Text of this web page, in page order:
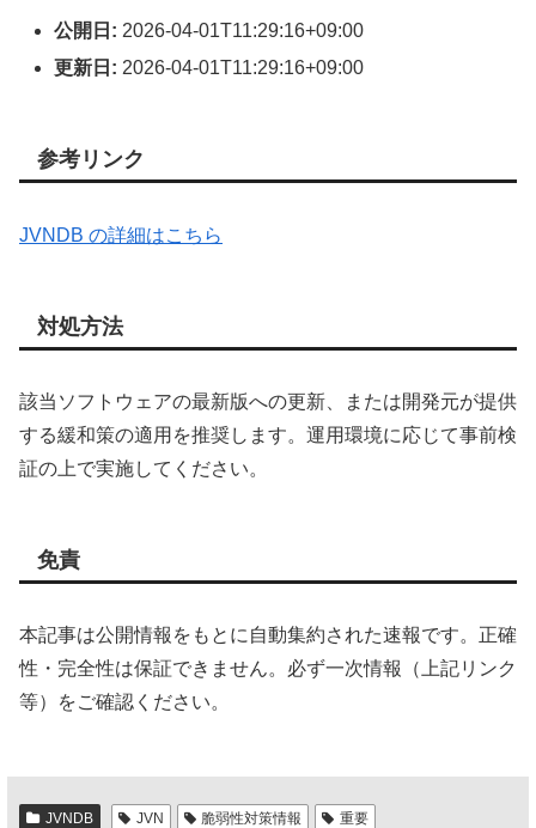
公開日: 2026-04-01T11:29:16+09:00
更新日: 2026-04-01T11:29:16+09:00
参考リンク
JVNDB の詳細はこちら
対処方法
該当ソフトウェアの最新版への更新、または開発元が提供
する緩和策の適用を推奨します。運用環境に応じて事前検
証の上で実施してください。
免責
本記事は公開情報をもとに自動集約された速報です。正確
性・完全性は保証できません。必ず一次情報（上記リンク
等）をご確認ください。
JVNDB JVN 脆弱性対策情報 重要